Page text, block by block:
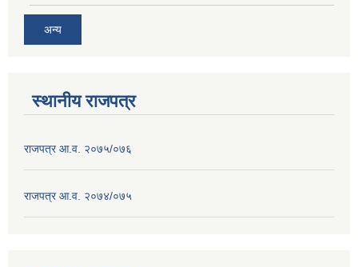
अन्य
स्थानीय राजपत्र
राजपत्र आ.व. २०७५/०७६
राजपत्र आ.व. २०७४/०७५